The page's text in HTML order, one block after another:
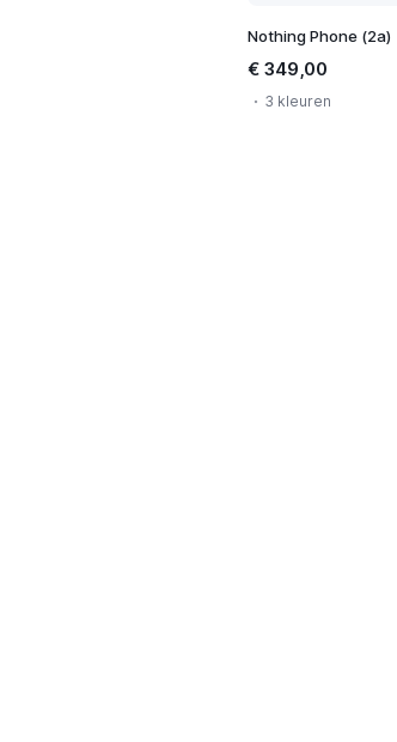
Nothing Phone (2a)
€ 349,00
3 kleuren